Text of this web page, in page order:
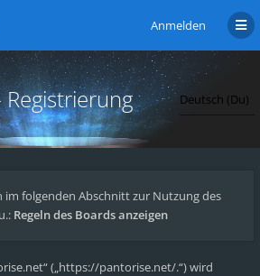
Anmelden
im folgenden Abschnitt zur Nutzung des
Regeln des Boards anzeigen
(„https://pantorise.net/.“) wird